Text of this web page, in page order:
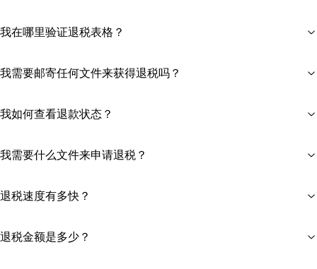
我在哪里验证退税表格？
我需要邮寄任何文件来获得退税吗？
我如何查看退款状态？
我需要什么文件来申请退税？
退税速度有多快？
退税金额是多少？